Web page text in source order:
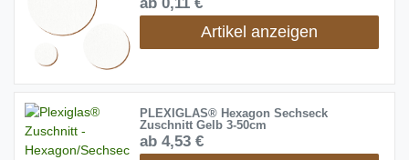
Artikel anzeigen
PLEXIGLAS® Hexagon Sechseck
Zuschnitt Gelb 3-50cm
ab 4,53 €